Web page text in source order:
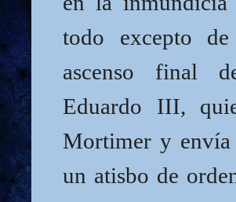
todo excepto
ascenso final
Eduardo III,
Mortimer y envía
un atisbo de